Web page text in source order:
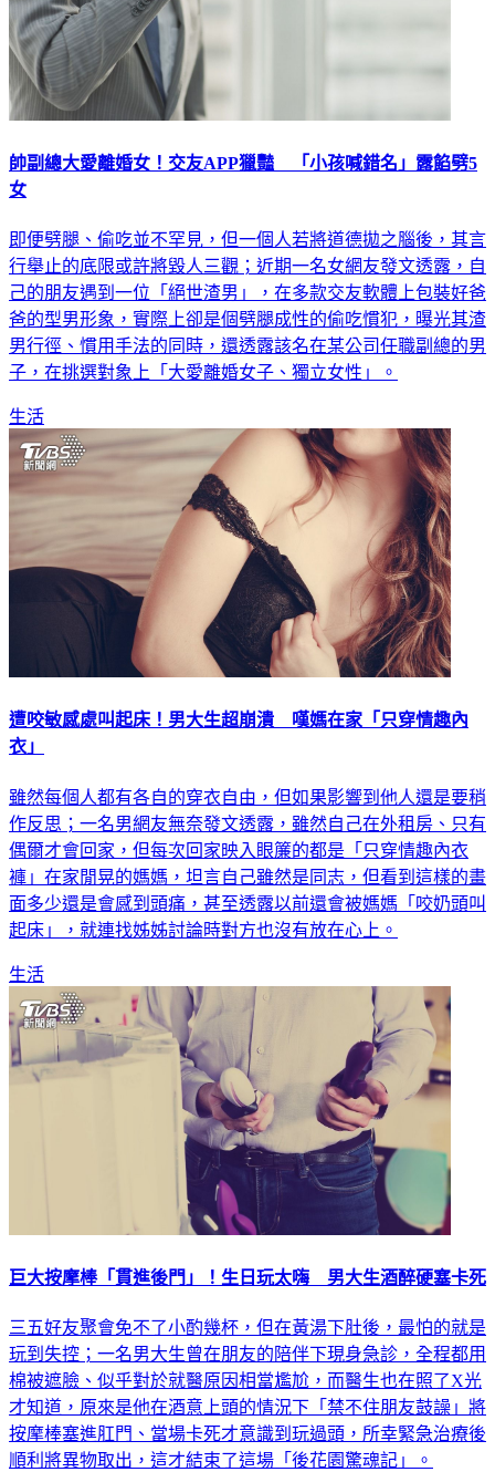
帥副總大愛離婚女！交友APP獵豔 「小孩喊錯名」露餡劈5
女
即便劈腿、偷吃並不罕見，但一個人若將道德拋之腦後，其言
行舉止的底限或許將毀人三觀；近期一名女網友發文透露，自
己的朋友遇到一位「絕世渣男」，在多款交友軟體上包裝好爸
爸的型男形象，實際上卻是個劈腿成性的偷吃慣犯，曝光其渣
男行徑、慣用手法的同時，還透露該名在某公司任職副總的男
子，在挑選對象上「大愛離婚女子、獨立女性」。
生活
遭咬敏感處叫起床！男大生超崩潰 嘆媽在家「只穿情趣內
衣」
雖然每個人都有各自的穿衣自由，但如果影響到他人還是要稍
作反思；一名男網友無奈發文透露，雖然自己在外租房、只有
偶爾才會回家，但每次回家映入眼簾的都是「只穿情趣內衣
褲」在家閒晃的媽媽，坦言自己雖然是同志，但看到這樣的畫
面多少還是會感到頭痛，甚至透露以前還會被媽媽「咬奶頭叫
起床」，就連找姊姊討論時對方也沒有放在心上。
生活
巨大按摩棒「貫進後門」！生日玩太嗨 男大生酒醉硬塞卡死
三五好友聚會免不了小酌幾杯，但在黃湯下肚後，最怕的就是
玩到失控；一名男大生曾在朋友的陪伴下現身急診，全程都用
棉被遮臉、似乎對於就醫原因相當尷尬，而醫生也在照了X光
才知道，原來是他在酒意上頭的情況下「禁不住朋友鼓譟」將
按摩棒塞進肛門、當場卡死才意識到玩過頭，所幸緊急治療後
順利將異物取出，這才結束了這場「後花園驚魂記」。